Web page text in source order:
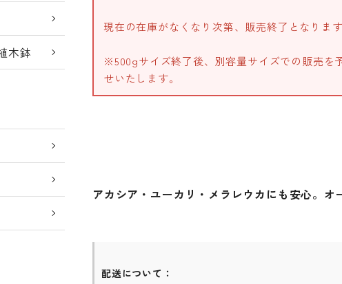
木鉢
現在の在庫がなくなり次第、販売終了となりま
※500gサイズ終了後、別容量サイズでの販売を
せいたします。
アカシア・ユーカリ・メラレウカにも安心。オ
配送について：